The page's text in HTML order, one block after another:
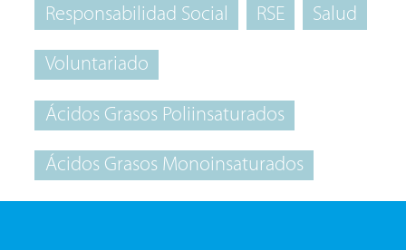
Responsabilidad Social RSE Salud
Voluntariado
Ácidos Grasos Poliinsaturados
Ácidos Grasos Monoinsaturados